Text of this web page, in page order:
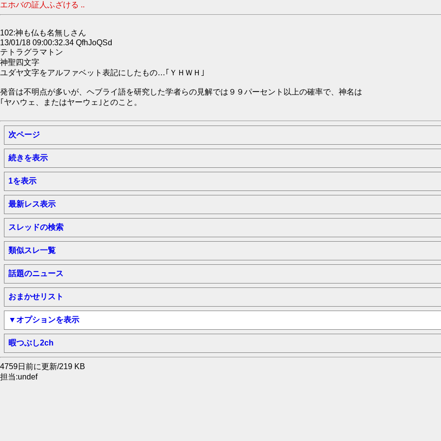
エホバの証人ふざける ..
102:神も仏も名無しさん
13/01/18 09:00:32.34 QfhJoQSd
テトラグラマトン
神聖四文字
ユダヤ文字をアルファベット表記にしたもの…｢ＹＨＷＨ｣
発音は不明点が多いが、ヘブライ語を研究した学者らの見解では９９パーセント以上の確率で、神名は
｢ヤハウェ、またはヤーウェ｣とのこと。
次ページ
続きを表示
1を表示
最新レス表示
スレッドの検索
類似スレ一覧
話題のニュース
おまかせリスト
▼オプションを表示
暇つぶし2ch
4759日前に更新/219 KB
担当:undef